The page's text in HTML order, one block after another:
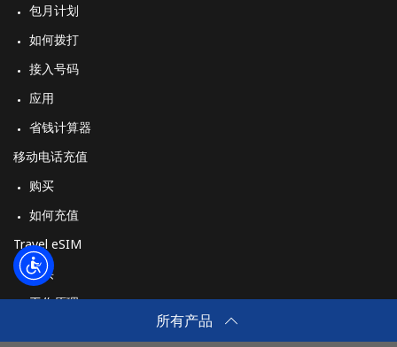
所有产品
包月计划
如何拨打
接入号码
应用
省钱计算器
移动电话充值
购买
如何充值
Travel eSIM
购买
工作原理